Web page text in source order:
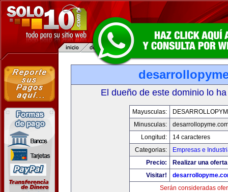
El dueño de este dominio lo
Mayusculas:
Minusculas:
Longitud:
14 caracteres
Categorias:
Empresas e
Precio:
Realizar una
Visitar!
Serán consideradas